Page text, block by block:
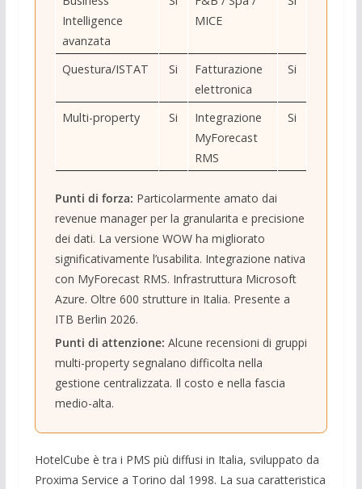
Intelligence
avanzata
MICE
Questura/ISTAT Si
Fatturazione
elettronica
Si
Multi-property Si
Integrazione
MyForecast
RMS
Si
Punti di forza: Particolarmente amato dai
revenue manager per la granularita e precisione
dei dati. La versione WOW ha migliorato
significativamente l’usabilita. Integrazione nativa
con MyForecast RMS. Infrastruttura Microsoft
Azure. Oltre 600 strutture in Italia. Presente a
ITB Berlin 2026.
Punti di attenzione: Alcune recensioni di gruppi
multi-property segnalano difficolta nella
gestione centralizzata. Il costo e nella fascia
medio-alta.
HotelCube è tra i PMS più diffusi in Italia, sviluppato da
Proxima Service a Torino dal 1998. La sua caratteristica